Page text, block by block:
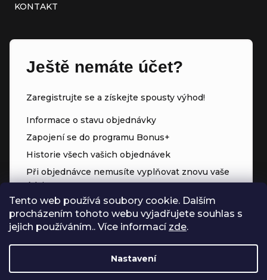
Tento web používá soubory cookie. Dalším
procházením tohoto webu vyjadřujete souhlas s
jejich používáním.. Více informací zde.
Nastavení
KONTAKT
Ještě nemáte účet?
Zaregistrujte se a získejte spousty výhod!
Informace o stavu objednávky
Zapojení se do programu Bonus+
Historie všech vašich objednávek
Při objednávce nemusíte vyplňovat znovu vaše
údaje
Přednostní přístup ke slevám
Body za každý nákup